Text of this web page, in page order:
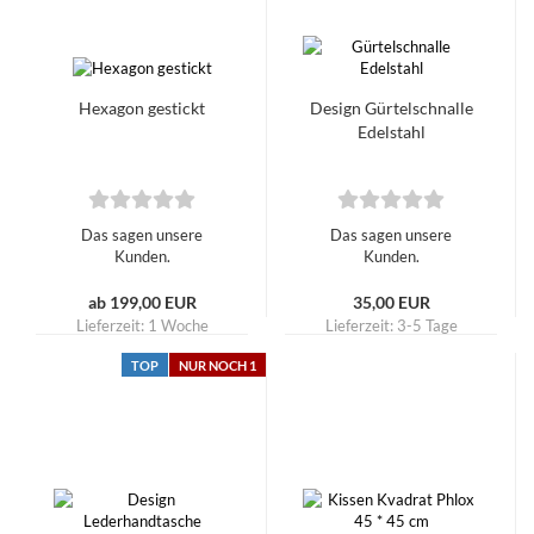
Hexagon gestickt
Das sagen unsere
Kunden.
ab 199,00 EUR
Lieferzeit: 1 Woche
Design Gürtelschnalle
Edelstahl
Das sagen unsere
Kunden.
35,00 EUR
Lieferzeit: 3-5 Tage
TOP NUR NOCH 1